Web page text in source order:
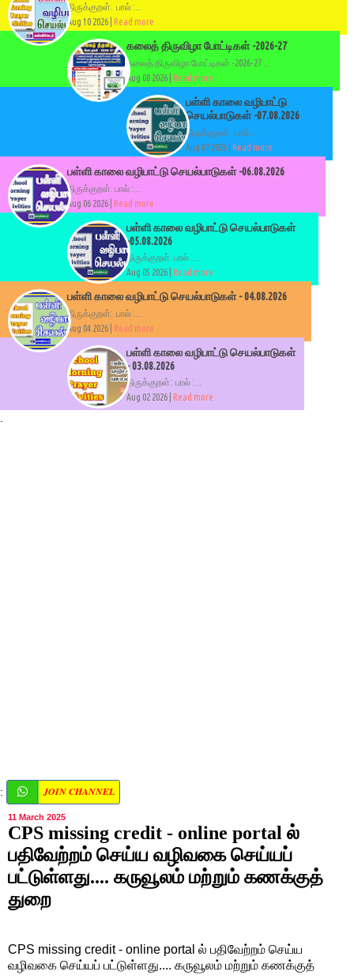
திருக்குறள்: பால் :...
Aug 10 2026 | Read more
கலைத் திருவிழா போட்டிகள் -2026-27
கலைத் திருவிழா போட்டிகள் -2026-27 ...
Aug 08 2026 | Read more
பள்ளி காலை வழிபாட்டு
செயல்பாடுகள் -07.08.2026
திருக்குறள்: பால் :...
Aug 07 2026 | Read more
பள்ளி காலை வழிபாட்டு செயல்பாடுகள் -06.08.2026
திருக்குறள்: பால் :...
Aug 06 2026 | Read more
பள்ளி காலை வழிபாட்டு செயல்பாடுகள்
-05.08.2026
திருக்குறள்: பால் :...
Aug 05 2026 | Read more
பள்ளி காலை வழிபாட்டு செயல்பாடுகள் - 04.08.2026
திருக்குறள்: பால் :...
Aug 04 2026 | Read more
பள்ளி காலை வழிபாட்டு செயல்பாடுகள்
- 03.08.2026
திருக்குறள்: பால் :...
Aug 02 2026 | Read more
: JOIN CHANNEL
11 March 2025
CPS missing credit - online portal ல்
பதிவேற்றம் செய்ய வழிவகை செய்யப்
பட்டுள்ளது.... கருவூலம் மற்றும் கணக்குத்
துறை
CPS missing credit - online portal ல் பதிவேற்றம் செய்ய
வழிவகை செய்யப் பட்டுள்ளது.... கருவூலம் மற்றும் கணக்குத்